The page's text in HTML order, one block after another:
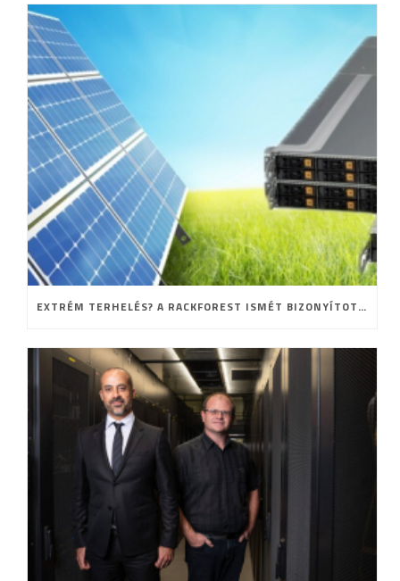
EXTRÉM TERHELÉS? A RACKFOREST ISMÉT BIZONYÍTOTT!